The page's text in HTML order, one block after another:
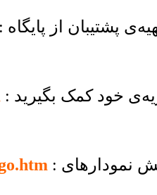
پشتیبان از پایگاه
خود کمک بگیرید